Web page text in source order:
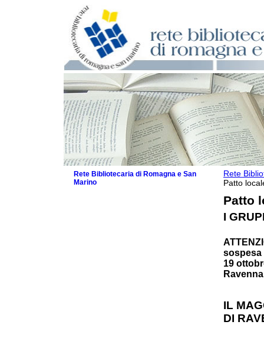
Rete
Patto
Patto
I
sospesa
19
IL
DI
Rete Bibliotecaria di Romagna e San
Marino